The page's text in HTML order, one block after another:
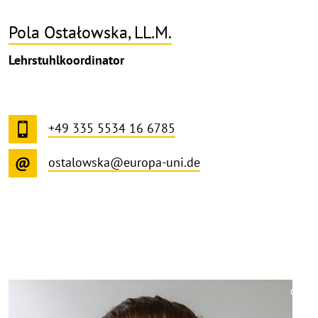
Pola Ostałowska, LL.M.
Lehrstuhlkoordinator
+49 335 5534 16 6785
ostalowska@europa-uni.de
©